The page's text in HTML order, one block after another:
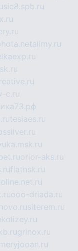
alimy.ru
c.ru
tesiaes.ru
orior-aks.ru
flatnsk.ru
ooo-driada.ru
siterem.ru
grinox.ru